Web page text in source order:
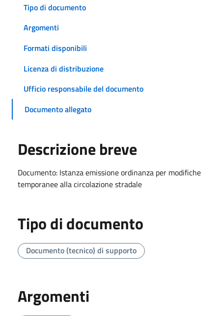
Tipo di documento
Argomenti
Formati disponibili
Licenza di distribuzione
Ufficio responsabile del documento
Documento allegato
Descrizione breve
Documento: Istanza emissione ordinanza per modifiche
temporanee alla circolazione stradale
Tipo di documento
Documento (tecnico) di supporto
Argomenti